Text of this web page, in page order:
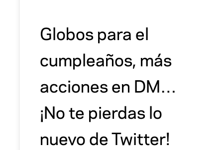
Globos para el
cumpleaños, más
acciones en DM…
¡No te pierdas lo
nuevo de Twitter!